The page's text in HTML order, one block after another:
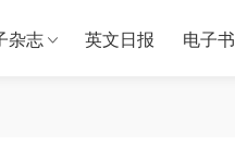
杂志 英文日报 电子书